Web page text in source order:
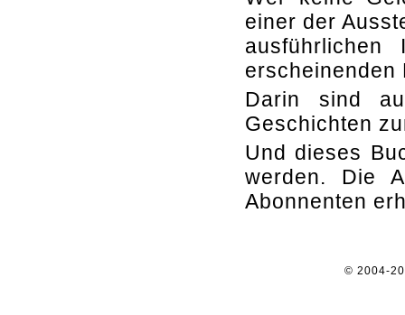
einer der
erscheinenden
Darin sind
Geschichten
Und dieses
werden. Die
Abonnenten
© 2004-